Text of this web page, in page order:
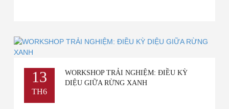
13
TH6
WORKSHOP TRẢI NGHIỆM: ĐIỀU KỲ
DIỆU GIỮA RỪNG XANH